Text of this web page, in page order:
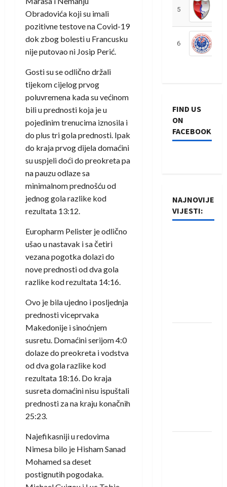
Obradovića koji su imali
pozitivne testove na Covid-19
dok zbog bolesti u Francusku
nije putovao ni Josip Perić.
Gosti su se odlično držali
tijekom cijelog prvog
poluvremena kada su većinom
bili u prednosti koja je u
pojedinim trenucima iznosila i
do plus tri gola prednosti. Ipak
do kraja prvog dijela domaćini
su uspjeli doći do preokreta pa
na pauzu odlaze sa
minimalnom prednošću od
jednog gola razlike kod
rezultata 13:12.
Europharm Pelister je odlično
ušao u nastavak i sa četiri
vezana pogotka dolazi do
nove prednosti od dva gola
razlike kod rezultata 14:16.
Ovo je bila ujedno i posljednja
prednosti viceprvaka
Makedonije i sinoćnjem
susretu. Domaćini serijom 4:0
dolaze do preokreta i vodstva
od dva gola razlike kod
rezultata 18:16. Do kraja
susreta domaćini nisu ispuštali
prednosti za na kraju konačnih
25:23.
Najefikasniji u redovima
Nimesa bilo je Hisham Sanad
Mohamed sa deset
postignutih pogodaka.
5
6
FIND US
ON
FACEBOOK
NAJNOVIJE
VIJESTI: